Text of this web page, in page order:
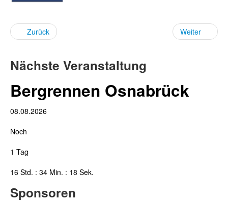
Zurück Weiter
Nächste Veranstaltung
Bergrennen Osnabrück
08.08.2026
Noch
1 Tag
16 Std. : 34 Min. : 17 Sek.
Sponsoren